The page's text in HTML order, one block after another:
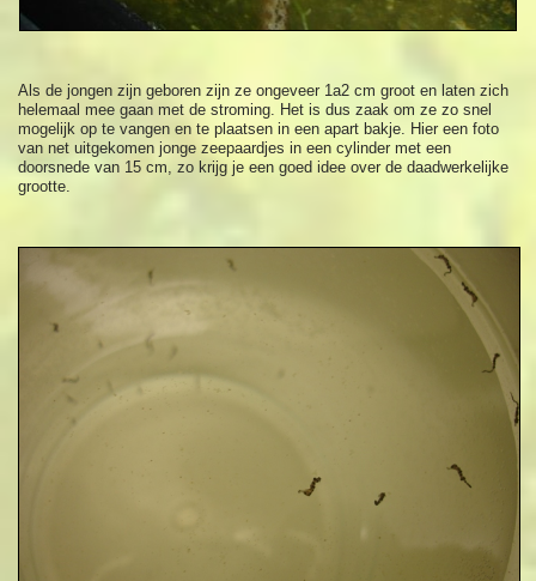
Als de jongen zijn geboren zijn ze ongeveer 1a2 cm groot en laten zich
helemaal mee gaan met de stroming. Het is dus zaak om ze zo snel
mogelijk op te vangen en te plaatsen in een apart bakje. Hier een foto
van net uitgekomen jonge zeepaardjes in een cylinder met een
doorsnede van 15 cm, zo krijg je een goed idee over de daadwerkelijke
grootte.